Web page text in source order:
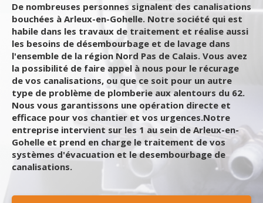
De nombreuses personnes signalent des canalisations
bouchées à Arleux-en-Gohelle. Notre société qui est
habile dans les travaux de traitement et réalise aussi
les besoins de désembourbage et de lavage dans
l'ensemble de la région Nord Pas de Calais. Vous avez
la possibilité de faire appel à nous pour le récurage
de vos canalisations, ou que ce soit pour un autre
type de problème de plomberie aux alentours du 62.
Nous vous garantissons une opération directe et
efficace pour vos chantier et vos urgences.Notre
entreprise intervient sur les 1 au sein de Arleux-en-
Gohelle et prend en charge le traitement de vos
systèmes d'évacuation et le desembourbage de
canalisations.